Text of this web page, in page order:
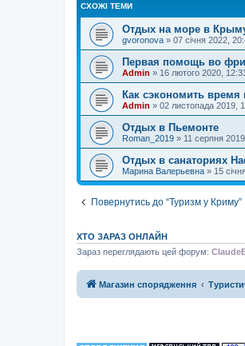
СХОЖІ ТЕМИ
Отдых на море в
gvoronova » 07 січня 2022,
Первая помощь во
Admin » 16 лютого 2020,
Как сэкономить время
Admin » 02 листопада 2019,
Отдых в Пьемонте
Roman_2019 » 11 серпня
Отдых в санаториях
Марина Валерьевна » 15
Повернутись до “Туризм у Криму”
ХТО ЗАРАЗ ОНЛАЙН
Зараз переглядають цей форум:
Магазин спорядження